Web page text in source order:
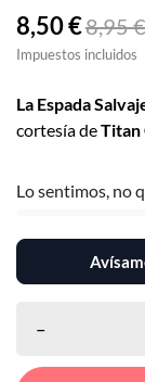
8,50 €8,95 €
Impuestos incluidos
La Espada
cortesía deTitan
Lo sentimos, no
–